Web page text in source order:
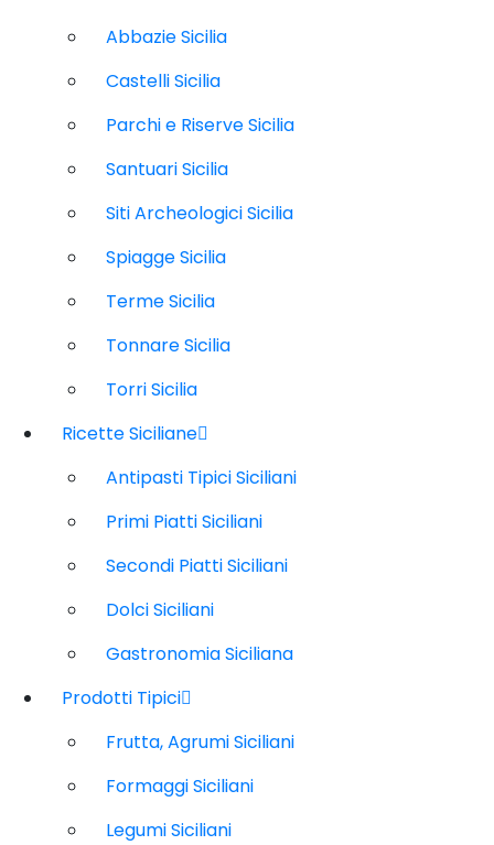
Abbazie Sicilia
Castelli Sicilia
Parchi e Riserve Sicilia
Santuari Sicilia
Siti Archeologici Sicilia
Spiagge Sicilia
Terme Sicilia
Tonnare Sicilia
Torri Sicilia
Ricette Siciliane
Antipasti Tipici Siciliani
Primi Piatti Siciliani
Secondi Piatti Siciliani
Dolci Siciliani
Gastronomia Siciliana
Prodotti Tipici
Frutta, Agrumi Siciliani
Formaggi Siciliani
Legumi Siciliani